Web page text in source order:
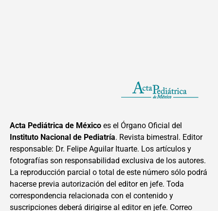
Acta Pediátrica de México es el Órgano Oficial del
Instituto Nacional de Pediatría. Revista bimestral. Editor
responsable: Dr. Felipe Aguilar Ituarte. Los artículos y
fotografías son responsabilidad exclusiva de los autores.
La reproducción parcial o total de este número sólo podrá
hacerse previa autorización del editor en jefe. Toda
correspondencia relacionada con el contenido y
suscripciones deberá dirigirse al editor en jefe. Correo